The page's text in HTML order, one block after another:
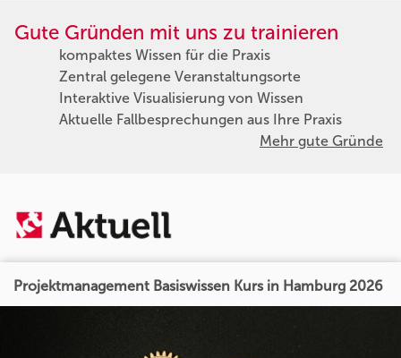
Gute Gründen mit uns zu trainieren
kompaktes Wissen für die Praxis
Zentral gelegene Veranstaltungsorte
Interaktive Visualisierung von Wissen
Aktuelle Fallbesprechungen aus Ihre Praxis
Mehr gute Gründe
Projektmanagement Basiswissen Kurs in Hamburg 2026